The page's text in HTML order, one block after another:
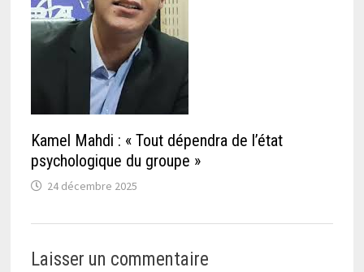
Kamel Mahdi : « Tout dépendra de l’état
psychologique du groupe »
24 décembre 2025
Laisser un commentaire